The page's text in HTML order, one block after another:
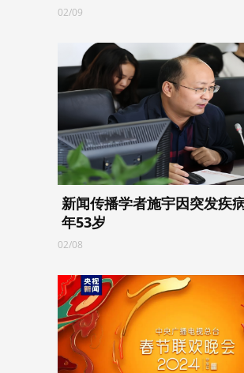
02/09
新闻传播学者施宇因突发疾
年53岁
02/08